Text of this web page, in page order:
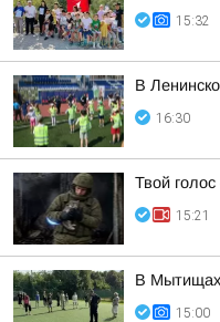
15:32
В
16:30
Твой
15:21
В Мытищах
15:00